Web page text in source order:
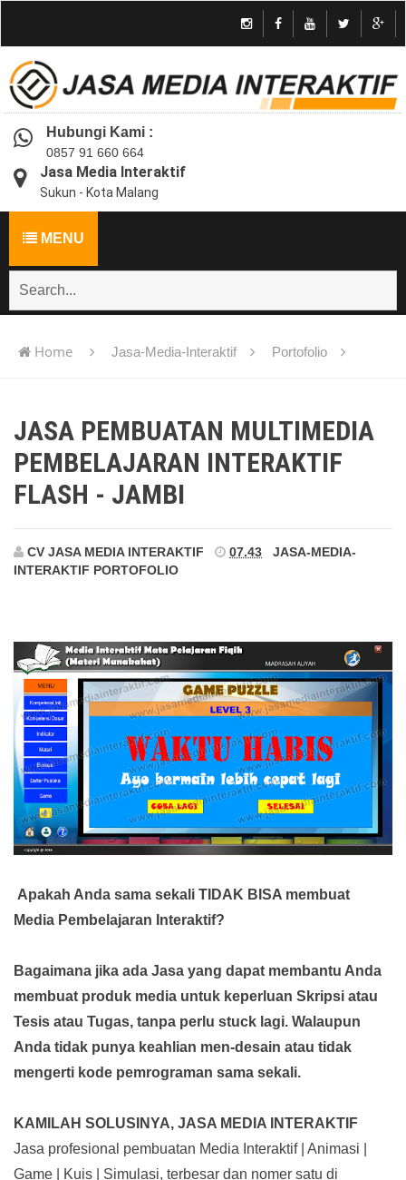
Hubungi Kami :
0857 91 660 664
Jasa Media Interaktif
Sukun - Kota Malang
MENU
Home Jasa-Media-Interaktif Portofolio
JASA PEMBUATAN MULTIMEDIA
PEMBELAJARAN INTERAKTIF
FLASH - JAMBI
CV JASA MEDIA INTERAKTIF 07.43
JASA-MEDIA-
INTERAKTIF PORTOFOLIO
Apakah Anda sama sekali TIDAK BISA membuat
Media Pembelajaran Interaktif?
Bagaimana jika ada Jasa yang dapat membantu Anda
membuat produk media untuk keperluan Skripsi atau
Tesis atau Tugas, tanpa perlu stuck lagi. Walaupun
Anda tidak punya keahlian men-desain atau tidak
mengerti kode pemrograman sama sekali.
KAMILAH SOLUSINYA, JASA MEDIA INTERAKTIF
Jasa profesional pembuatan Media Interaktif | Animasi |
Game | Kuis | Simulasi, terbesar dan nomer satu di